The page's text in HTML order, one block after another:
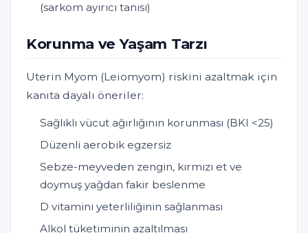
(sarkom ayırıcı tanısı)
Korunma ve Yaşam Tarzı
Uterin Myom (Leiomyom) riskini azaltmak için
kanıta dayalı öneriler:
Sağlıklı vücut ağırlığının korunması (BKI <25)
Düzenli aerobik egzersiz
Sebze-meyveden zengin, kırmızı et ve
doymuş yağdan fakir beslenme
D vitamini yeterliliğinin sağlanması
Alkol tüketiminin azaltılması